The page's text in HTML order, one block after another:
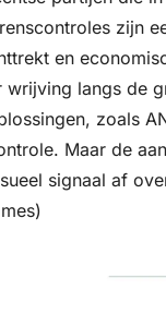
zijn
en
wrijving langs de
zoals
Maar de
signaal af